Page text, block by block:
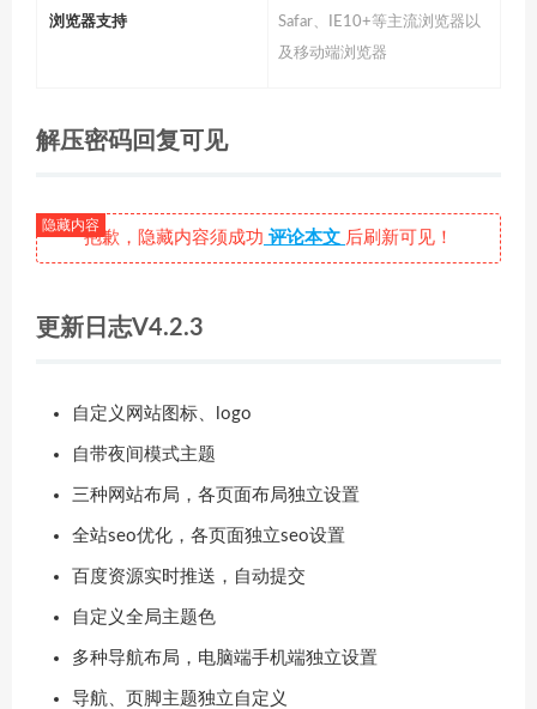
浏览器支持
Safar、IE10+等主流浏览器以
及移动端浏览器
解压密码回复可见
抱歉，隐藏内容须成功 评论本文 后刷新可见！
更新日志V4.2.3
自定义网站图标、logo
自带夜间模式主题
三种网站布局，各页面布局独立设置
全站seo优化，各页面独立seo设置
百度资源实时推送，自动提交
自定义全局主题色
多种导航布局，电脑端手机端独立设置
导航、页脚主题独立自定义